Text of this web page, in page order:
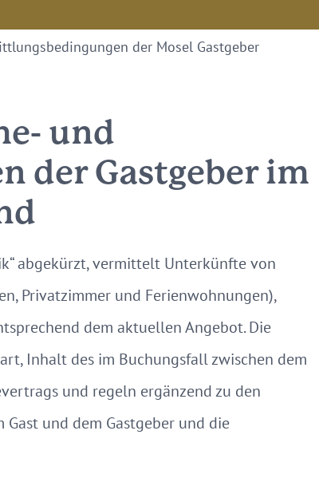
der Mosel Gastgeber
und
der Gastgeber im
abgekürzt, vermittelt Unterkünfte von
Privatzimmer und Ferienwohnungen),
dem aktuellen Angebot. Die
Inhalt des im Buchungsfall zwischen dem
und regeln ergänzend zu den
und dem Gastgeber und die